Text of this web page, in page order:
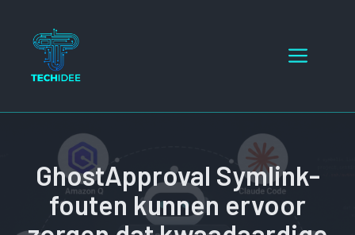
inhoud
Menu
GhostApproval Symlink-
fouten kunnen ervoor